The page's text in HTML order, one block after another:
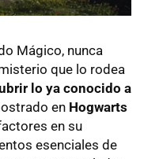
Mágico, nunca
que lo rodea
lo ya conocido a
en Hogwarts
en su
esenciales de